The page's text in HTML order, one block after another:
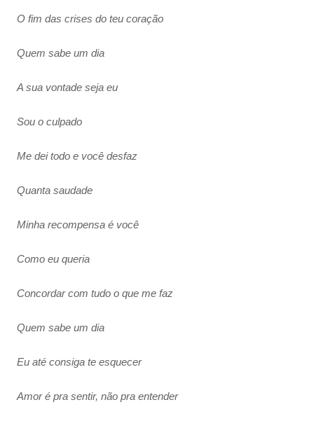
O fim das crises do teu coração
Quem sabe um dia
A sua vontade seja eu
Sou o culpado
Me dei todo e você desfaz
Quanta saudade
Minha recompensa é você
Como eu queria
Concordar com tudo o que me faz
Quem sabe um dia
Eu até consiga te esquecer
Amor é pra sentir, não pra entender